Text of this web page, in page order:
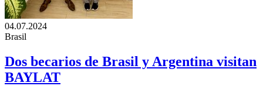
04.07.2024
Brasil
Dos becarios de Brasil y Argentina visitan
BAYLAT